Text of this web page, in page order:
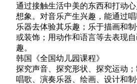
通过接触生活中美的东西和打动
想象。对音乐产生兴趣，能通过
乐器去体验其乐趣；乐于描画和
或装饰；用动作和语言等去表现
趣。
韩国《全国幼儿园课程》
探究声音、探究形状、探究运动
唱歌、演奏乐器、绘画、设计和制